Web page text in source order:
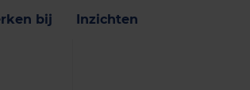
bij Inzichten